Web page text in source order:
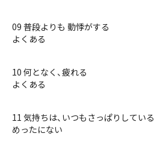
09 普段よりも 動悸がする
よくある
10 何となく、疲れる
よくある
11 気持ちは、いつもさっぱりしている
めったにない